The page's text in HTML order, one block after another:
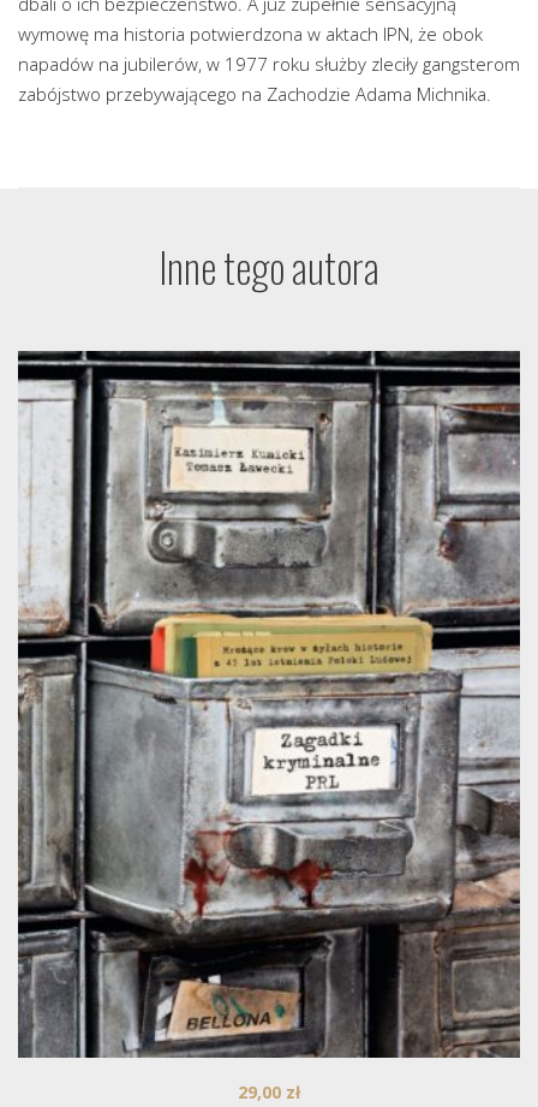
wymowę ma historia potwierdzona w aktach IPN, że obok
napadów na jubilerów, w 1977 roku służby zleciły gangsterom
zabójstwo przebywającego na Zachodzie Adama Michnika.
Inne tego autora
29,00 zł